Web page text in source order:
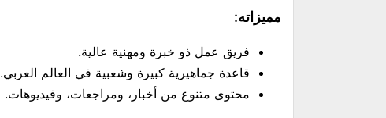
مميزاته:
فريق عمل ذو خبرة ومهنية عالية.
قاعدة جماهيرية كبيرة وشعبية في العالم العربي.
محتوى متنوع من أخبار، ومراجعات، وفيديوهات.